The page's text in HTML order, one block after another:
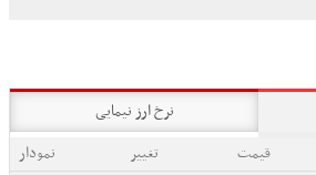
نرخ ارز نیمایی
قیمت تغییر
نمودار